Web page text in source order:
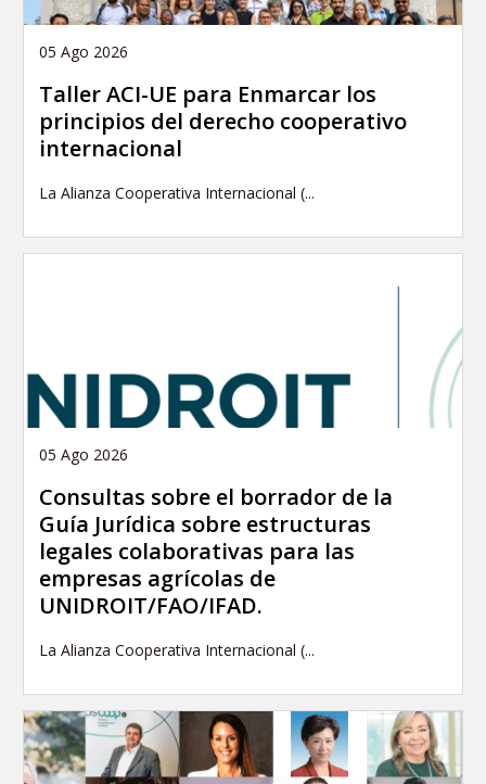
05 Ago 2026
Taller ACI-UE para Enmarcar los
principios del derecho cooperativo
internacional
La Alianza Cooperativa Internacional (...
05 Ago 2026
Consultas sobre el borrador de la
Guía Jurídica sobre estructuras
legales colaborativas para las
empresas agrícolas de
UNIDROIT/FAO/IFAD.
La Alianza Cooperativa Internacional (...